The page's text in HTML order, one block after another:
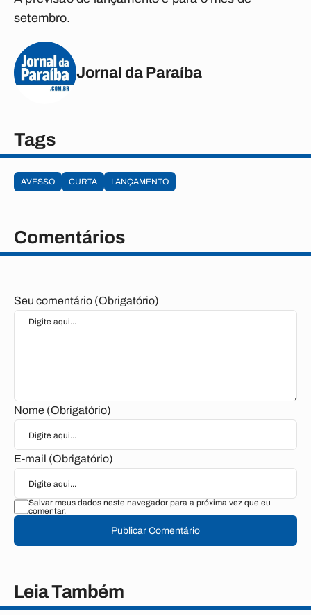
setembro.
Jornal da Paraíba
Tags
AVESSO CURTA LANÇAMENTO
Comentários
Seu comentário (Obrigatório)
Nome (Obrigatório)
E-mail (Obrigatório)
Salvar meus dados neste navegador para a próxima vez que eu
comentar.
Publicar Comentário
Leia Também